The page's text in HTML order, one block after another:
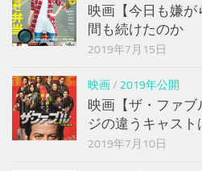
映画【今日も嫌
間も続けたのか
2019年7月15日
映画/ 2019年公開
映画【ザ・ファ
ジの違うキャスト
2019年7月10日